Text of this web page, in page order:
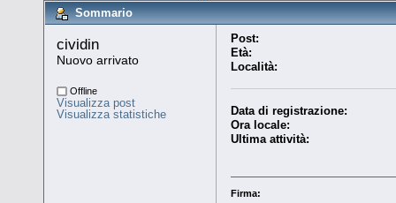
Sommario
cividin
Nuovo arrivato
Offline
Visualizza post
Visualizza statistiche
Post:
Età:
Località:
Data di registrazione:
Ora locale:
Ultima attività:
Firma: